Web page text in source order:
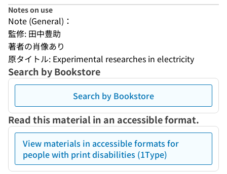
Notes on use
Note (General)：
監修: 田中豊助
著者の肖像あり
原タイトル: Experimental researches in electricity
Search by Bookstore
Search by Bookstore
Read this material in an accessible format.
View materials in accessible formats for
people with print disabilities (1Type)